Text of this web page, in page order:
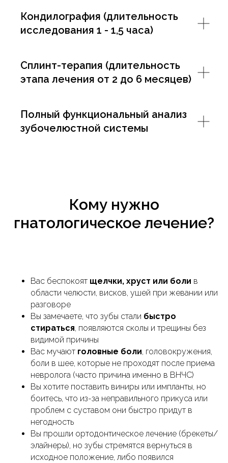
Кондилография (длительность
исследования 1 - 1,5 часа)
Сплинт-терапия (длительность
этапа лечения от 2 до 6 месяцев)
Полный функциональный анализ
зубочелюстной системы
Кому нужно
гнатологическое лечение?
Вас беспокоят щелчки, хруст или боли в
области челюсти, висков, ушей при жевании или
разговоре
Вы замечаете, что зубы стали быстро
стираться, появляются сколы и трещины без
видимой причины
Вас мучают головные боли, головокружения,
боли в шее, которые не проходят после приема
невролога (часто причина именно в ВНЧС)
Вы хотите поставить виниры или импланты, но
боитесь, что из-за неправильного прикуса или
проблем с суставом они быстро придут в
негодность
Вы прошли ортодонтическое лечение (брекеты/
элайнеры), но зубы стремятся вернуться в
исходное положение, либо появился